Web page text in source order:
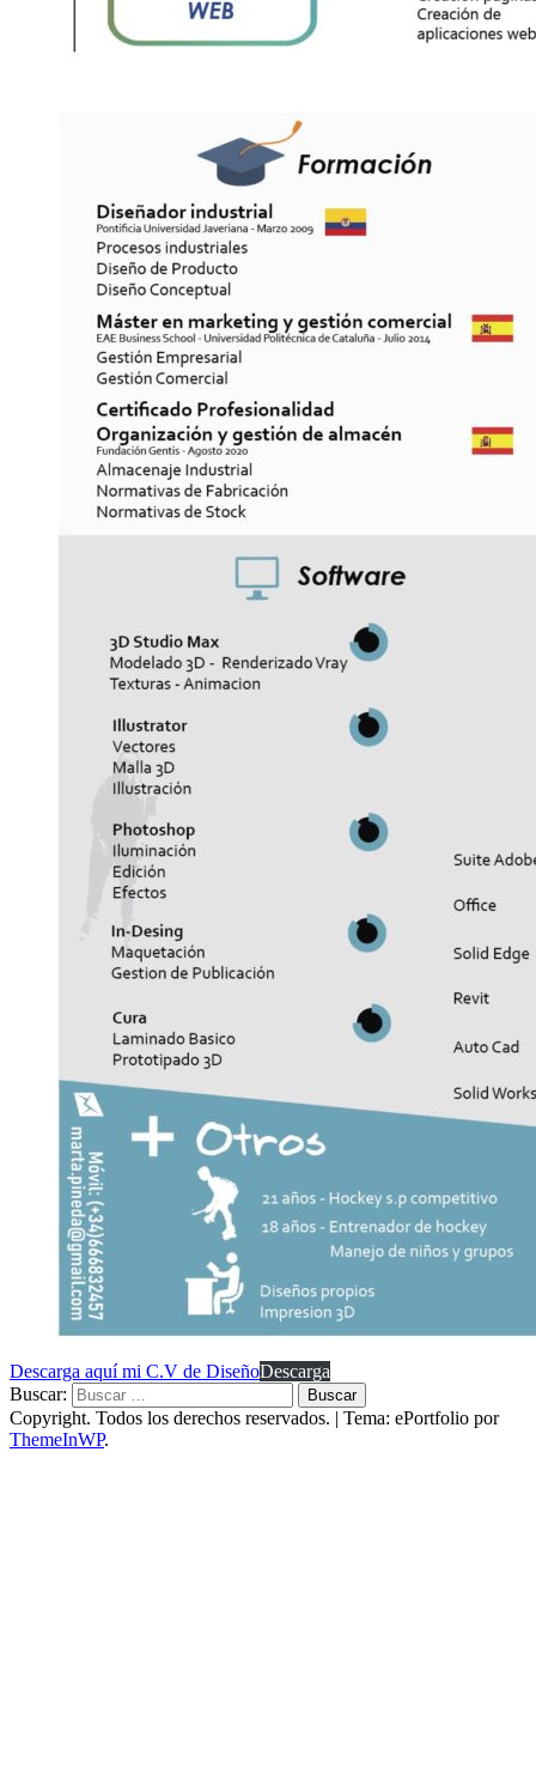
Descarga aquí mi C.V de DiseñoDescarga
Buscar:
Copyright. Todos los derechos reservados. | Tema: ePortfolio por
ThemeInWP.